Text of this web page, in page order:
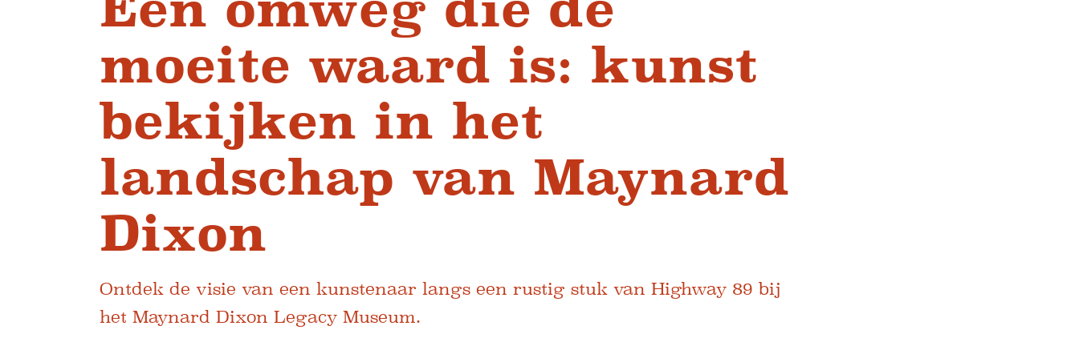
moeite waard is: kunst
bekijken in het
landschap van Maynard
Dixon
Ontdek de visie van een kunstenaar langs een rustig stuk van Highway 89 bij
het Maynard Dixon Legacy Museum.